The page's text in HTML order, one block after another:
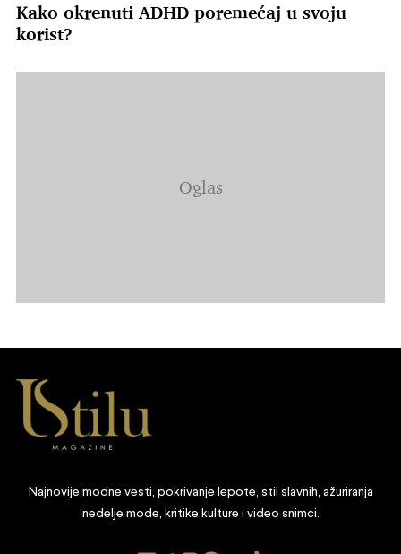
Kako okrenuti ADHD poremećaj u svoju
korist?
Najnovije modne vesti, pokrivanje lepote, stil slavnih, ažuriranja
nedelje mode, kritike kulture i video snimci.